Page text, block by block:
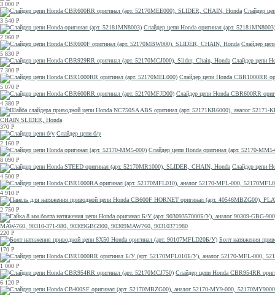
3 000 Р
Слайдер
3 540 Р
Слайдер цепи Honda оригинал (арт. 52181MN8003)
2 960 Р
Слайдер
5 830 Р
Слайдер цепи
7 300 Р
Слайдер цепи Honda CBR1000RR
5 070 Р
Слайдер цепи Honda CBR600RR
4 380 Р
CHAIN SLIDER, Honda
370 Р
Слайдер цепи б/у
2 160 Р
Слайдер цепи Honda оригинал (арт. 52170-
8 090 Р
Слайдер цепи
4 500 Р
4 910 Р
2 750 Р
MAW-760, 90310-371-980, 90309GBG900, 90309MAW760, 90310371980
220 Р
Болт натяжения
170 Р
1 000 Р
Слайдер цепи Honda CBR954RR
6 120 Р